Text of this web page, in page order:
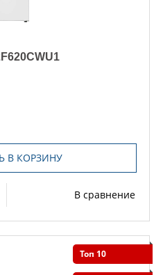
В КОРЗИНУ
В сравнение
Топ 10